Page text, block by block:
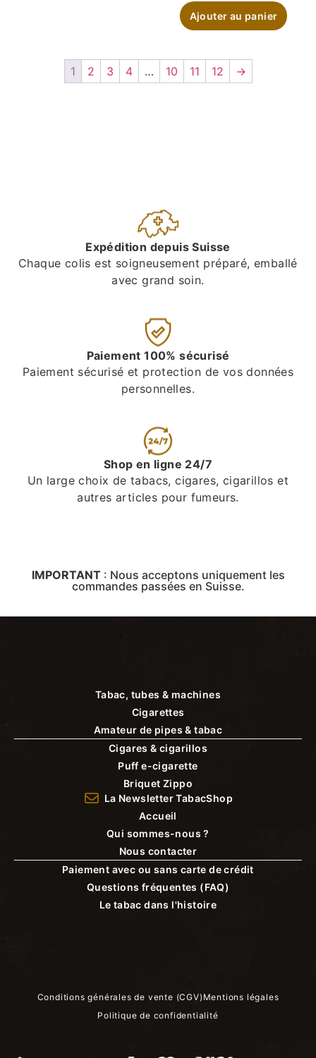
Ajouter au panier
1 2 3 4 … 10 11 12 →
Expédition depuis Suisse
Chaque colis est soigneusement préparé, emballé
avec grand soin.
Paiement 100% sécurisé
Paiement sécurisé et protection de vos données
personnelles.
Shop en ligne 24/7
Un large choix de tabacs, cigares, cigarillos et
autres articles pour fumeurs.
IMPORTANT : Nous acceptons uniquement les
commandes passées en Suisse.
Tabac, tubes & machines
Cigarettes
Amateur de pipes & tabac
Cigares & cigarillos
Puff e-cigarette
Briquet Zippo
La Newsletter TabacShop
Accueil
Qui sommes-nous ?
Nous contacter
Paiement avec ou sans carte de crédit
Questions fréquentes (FAQ)
Le tabac dans l'histoire
Conditions générales de vente (CGV) Mentions légales
Politique de confidentialité